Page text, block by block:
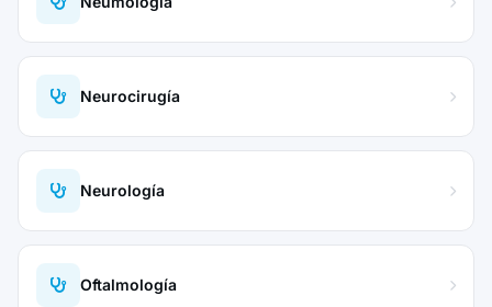
Neurocirugía
Neurología
Oftalmología